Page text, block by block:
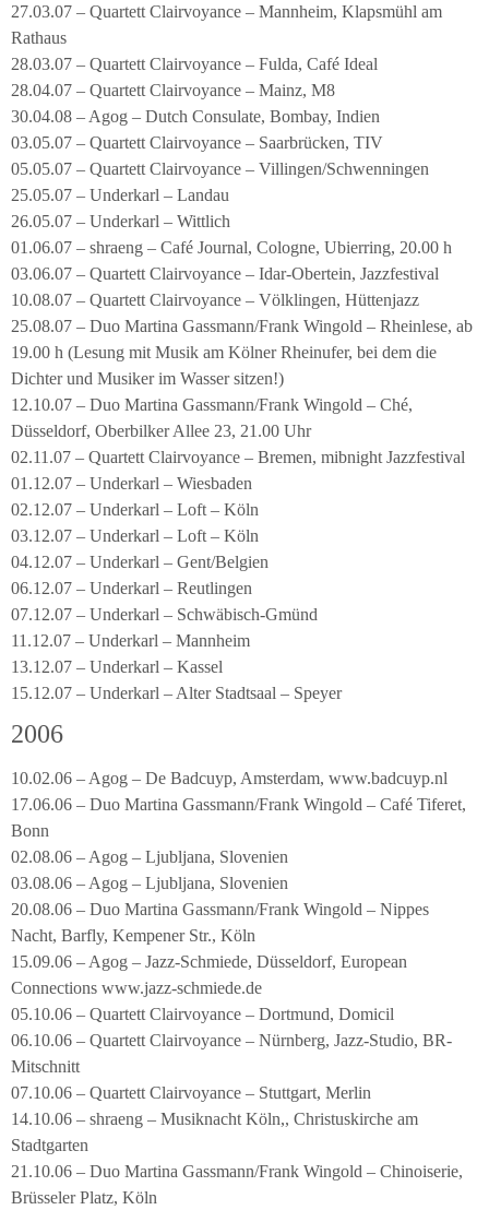
27.03.07 – Quartett Clairvoyance – Mannheim, Klapsmühl am
Rathaus
28.03.07 – Quartett Clairvoyance – Fulda, Café Ideal
28.04.07 – Quartett Clairvoyance – Mainz, M8
30.04.08 – Agog – Dutch Consulate, Bombay, Indien
03.05.07 – Quartett Clairvoyance – Saarbrücken, TIV
05.05.07 – Quartett Clairvoyance – Villingen/Schwenningen
25.05.07 – Underkarl – Landau
26.05.07 – Underkarl – Wittlich
01.06.07 – shraeng – Café Journal, Cologne, Ubierring, 20.00 h
03.06.07 – Quartett Clairvoyance – Idar-Obertein, Jazzfestival
10.08.07 – Quartett Clairvoyance – Völklingen, Hüttenjazz
25.08.07 – Duo Martina Gassmann/Frank Wingold – Rheinlese, ab
19.00 h (Lesung mit Musik am Kölner Rheinufer, bei dem die
Dichter und Musiker im Wasser sitzen!)
12.10.07 – Duo Martina Gassmann/Frank Wingold – Ché,
Düsseldorf, Oberbilker Allee 23, 21.00 Uhr
02.11.07 – Quartett Clairvoyance – Bremen, mibnight Jazzfestival
01.12.07 – Underkarl – Wiesbaden
02.12.07 – Underkarl – Loft – Köln
03.12.07 – Underkarl – Loft – Köln
04.12.07 – Underkarl – Gent/Belgien
06.12.07 – Underkarl – Reutlingen
07.12.07 – Underkarl – Schwäbisch-Gmünd
11.12.07 – Underkarl – Mannheim
13.12.07 – Underkarl – Kassel
15.12.07 – Underkarl – Alter Stadtsaal – Speyer
2006
10.02.06 – Agog – De Badcuyp, Amsterdam, www.badcuyp.nl
17.06.06 – Duo Martina Gassmann/Frank Wingold – Café Tiferet,
Bonn
02.08.06 – Agog – Ljubljana, Slovenien
03.08.06 – Agog – Ljubljana, Slovenien
20.08.06 – Duo Martina Gassmann/Frank Wingold – Nippes
Nacht, Barfly, Kempener Str., Köln
15.09.06 – Agog – Jazz-Schmiede, Düsseldorf, European
Connections www.jazz-schmiede.de
05.10.06 – Quartett Clairvoyance – Dortmund, Domicil
06.10.06 – Quartett Clairvoyance – Nürnberg, Jazz-Studio, BR-
Mitschnitt
07.10.06 – Quartett Clairvoyance – Stuttgart, Merlin
14.10.06 – shraeng – Musiknacht Köln,, Christuskirche am
Stadtgarten
21.10.06 – Duo Martina Gassmann/Frank Wingold – Chinoiserie,
Brüsseler Platz, Köln